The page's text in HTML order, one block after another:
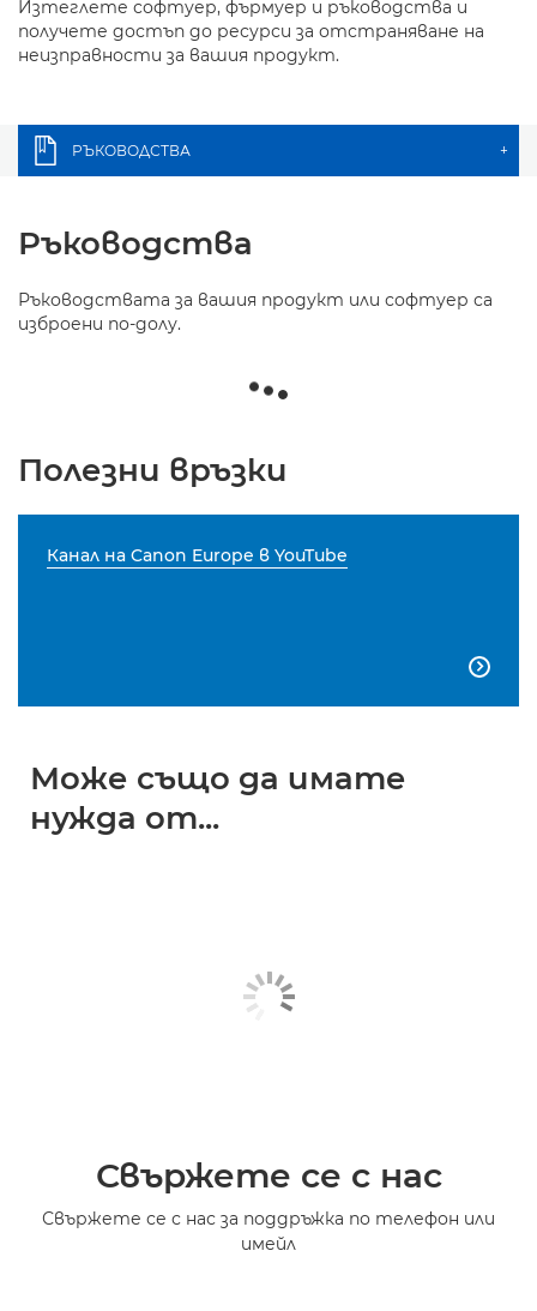
Изтеглете софтуер, фърмуер и ръководства и
получете достъп до ресурси за отстраняване на
неизправности за вашия продукт.
РЪКОВОДСТВА +
Ръководства
Ръководствата за вашия продукт или софтуер са
изброени по-долу.
Полезни връзки
Канал на Canon Europe в YouTube

Може също да имате
нужда от...
Свържете се с нас
Свържете се с нас за поддръжка по телефон или
имейл